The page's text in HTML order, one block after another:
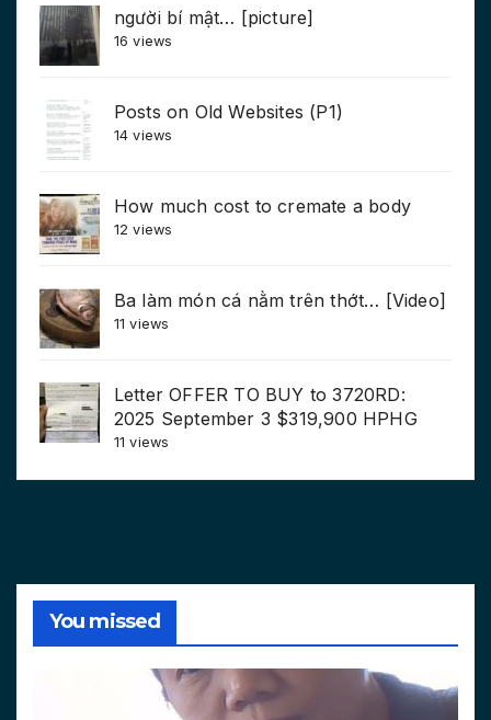
người bí mật… [picture]
16 views
Posts on Old Websites (P1)
14 views
How much cost to cremate a body
12 views
Ba làm món cá nằm trên thớt… [Video]
11 views
Letter OFFER TO BUY to 3720RD:
2025 September 3 $319,900 HPHG
11 views
You missed